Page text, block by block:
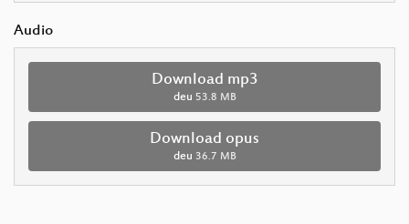
Audio
Download mp3
deu 53.8 MB
Download opus
deu 36.7 MB